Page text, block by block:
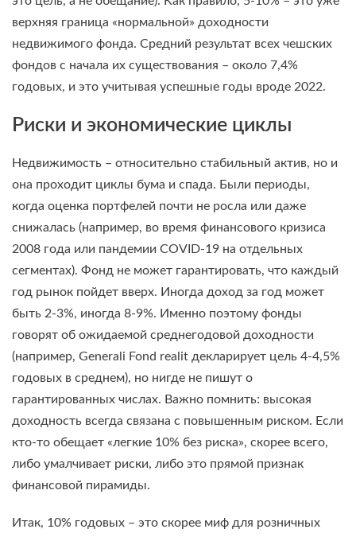
верхняя граница «нормальной» доходности
недвижимого фонда. Средний результат всех чешских
фондов с начала их существования – около 7,4%
годовых, и это учитывая успешные годы вроде 2022.
Риски и экономические циклы
Недвижимость – относительно стабильный актив, но и
она проходит циклы бума и спада. Были периоды,
когда оценка портфелей почти не росла или даже
снижалась (например, во время финансового кризиса
2008 года или пандемии COVID-19 на отдельных
сегментах). Фонд не может гарантировать, что каждый
год рынок пойдет вверх. Иногда доход за год может
быть 2-3%, иногда 8-9%. Именно поэтому фонды
говорят об ожидаемой среднегодовой доходности
(например, Generali Fond realit декларирует цель 4-4,5%
годовых в среднем), но нигде не пишут о
гарантированных числах. Важно помнить: высокая
доходность всегда связана с повышенным риском. Если
кто-то обещает «легкие 10% без риска», скорее всего,
либо умалчивает риски, либо это прямой признак
финансовой пирамиды.
Итак, 10% годовых – это скорее миф для розничных